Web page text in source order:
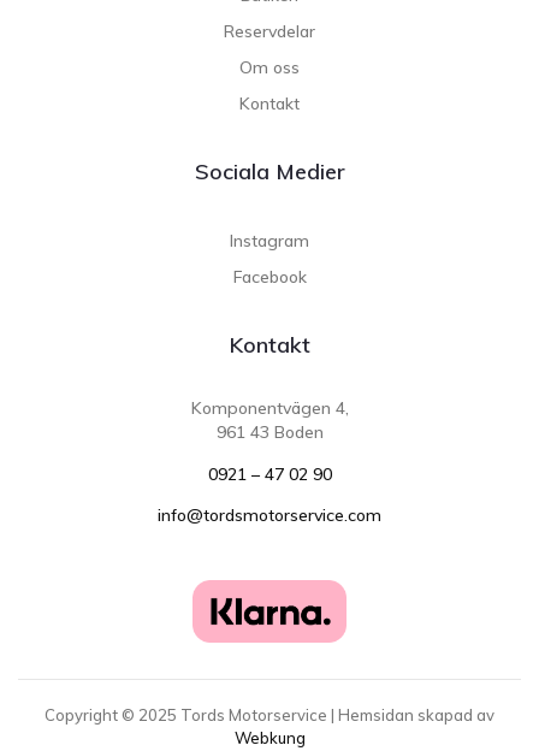
Reservdelar
Om oss
Kontakt
Sociala Medier
Instagram
Facebook
Kontakt
Komponentvägen 4,
961 43 Boden
0921 – 47 02 90
info@tordsmotorservice.com
Copyright © 2025 Tords Motorservice | Hemsidan skapad av
Webkung